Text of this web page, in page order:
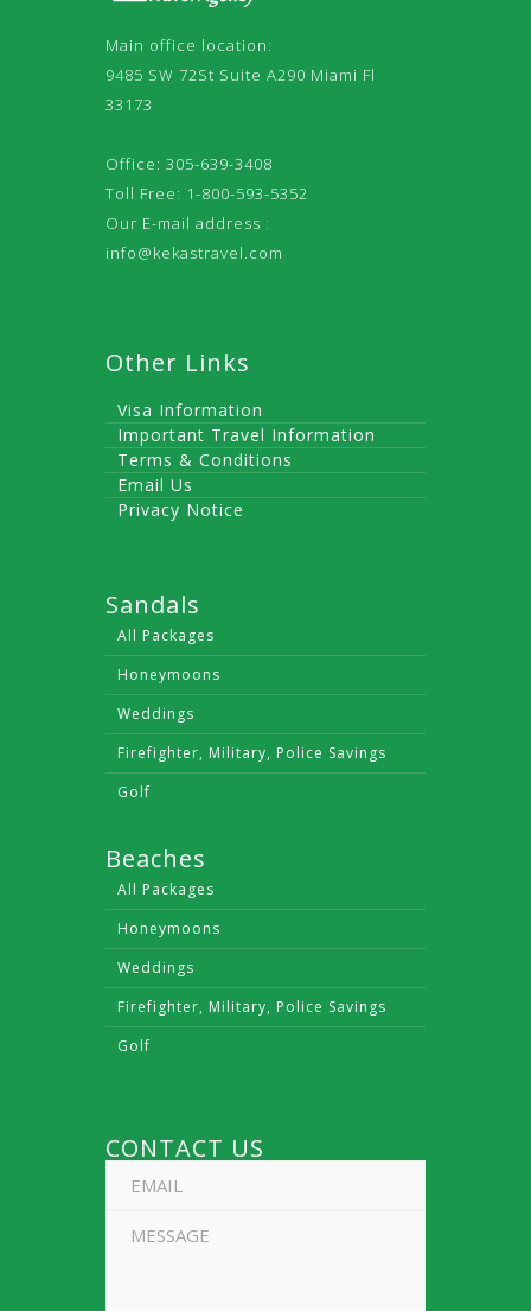
Main office location:
9485 SW 72St Suite A290 Miami Fl
33173
Office: 305-639-3408
Toll Free: 1-800-593-5352
Our E-mail address :
info@kekastravel.com
Other Links
Visa Information
Important Travel Information
Terms & Conditions
Email Us
Privacy Notice
Sandals
All Packages
Honeymoons
Weddings
Firefighter, Military, Police Savings
Golf
Beaches
All Packages
Honeymoons
Weddings
Firefighter, Military, Police Savings
Golf
CONTACT US